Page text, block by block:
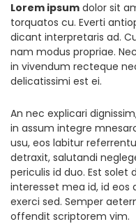
Lorem ipsum dolor sit
torquatos cu. Everti
dicant interpretaris ad.
nam modus propriae.
in vivendum recteque
delicatissimi est ei.
An nec explicari
in assum integre
usu, eos labitur
detraxit, salutandi
periculis id duo. Est
interesset mea id, id
exerci sed. Semper
offendit scriptorem vim.